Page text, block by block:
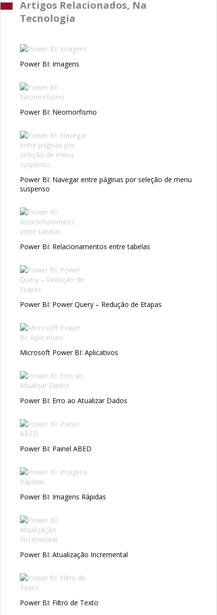
Artigos Relacionados, Na
Tecnologia
Power BI: Imagens
Power BI: Neomorfismo
Power BI: Navegar entre páginas por seleção de menu
suspenso
Power BI: Relacionamentos entre tabelas
Power BI: Power Query – Redução de Etapas
Microsoft Power BI: Aplicativos
Power BI: Erro ao Atualizar Dados
Power BI: Painel ABED
Power BI: Imagens Rápidas
Power BI: Atualização Incremental
Power BI: Filtro de Texto